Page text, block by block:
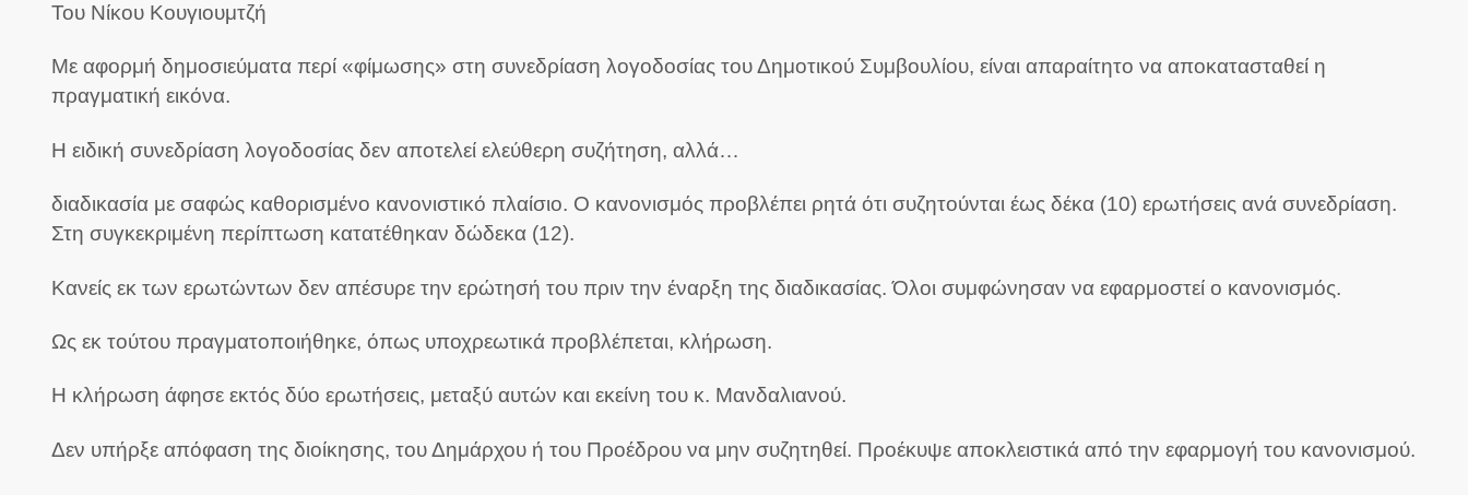
Του Νίκου Κουγιουμτζή
Με αφορμή δημοσιεύματα περί «φίμωσης» στη συνεδρίαση λογοδοσίας του Δημοτικού Συμβουλίου, είναι απαραίτητο να αποκατασταθεί η
πραγματική εικόνα.
Η ειδική συνεδρίαση λογοδοσίας δεν αποτελεί ελεύθερη συζήτηση, αλλά…
διαδικασία με σαφώς καθορισμένο κανονιστικό πλαίσιο. Ο κανονισμός προβλέπει ρητά ότι συζητούνται έως δέκα (10) ερωτήσεις ανά συνεδρίαση.
Στη συγκεκριμένη περίπτωση κατατέθηκαν δώδεκα (12).
Κανείς εκ των ερωτώντων δεν απέσυρε την ερώτησή του πριν την έναρξη της διαδικασίας. Όλοι συμφώνησαν να εφαρμοστεί ο κανονισμός.
Ως εκ τούτου πραγματοποιήθηκε, όπως υποχρεωτικά προβλέπεται, κλήρωση.
Η κλήρωση άφησε εκτός δύο ερωτήσεις, μεταξύ αυτών και εκείνη του κ. Μανδαλιανού.
Δεν υπήρξε απόφαση της διοίκησης, του Δημάρχου ή του Προέδρου να μην συζητηθεί. Προέκυψε αποκλειστικά από την εφαρμογή του κανονισμού.